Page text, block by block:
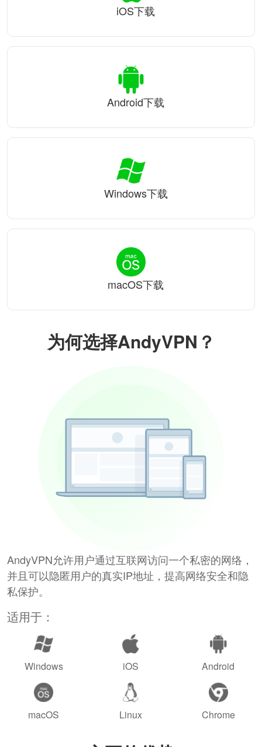
为何选择AndyVPN？
AndyVPN允许用户通过互联网访问一个私密的网络，
并且可以隐匿用户的真实IP地址，提高网络安全和隐
私保护。
适用于：
Windows iOS Android
macOS Linux Chrome
iOS下载
Android下载
Windows下载
macOS下载